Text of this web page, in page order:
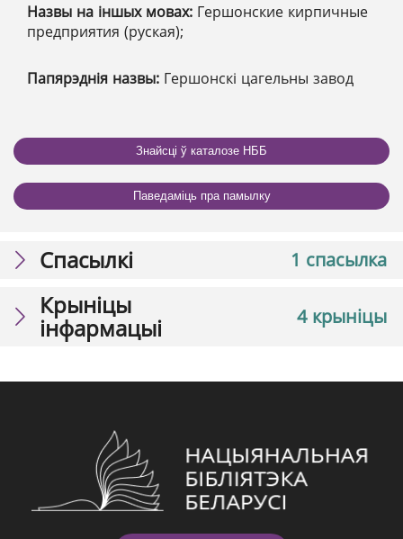
Назвы на іншых мовах: Гершонские кирпичные
предприятия (руская);
Папярэднія назвы: Гершонскі цагельны завод
Знайсці ў каталозе НББ
Паведаміць пра памылку
1 спасылка
Спасылкі
4 крыніцы
Крыніцы
інфармацыі